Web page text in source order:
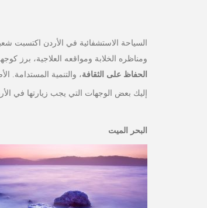
السياحة الاستشفائية في الأردن اكتسبت
ومناظره الخلابة ومواقعه العلاجية، برز
الحفاظ على الثقافة، والتنمية المستدامة.
إليك بعض الوجهات التي يجب زيارتها في
البحر الميت